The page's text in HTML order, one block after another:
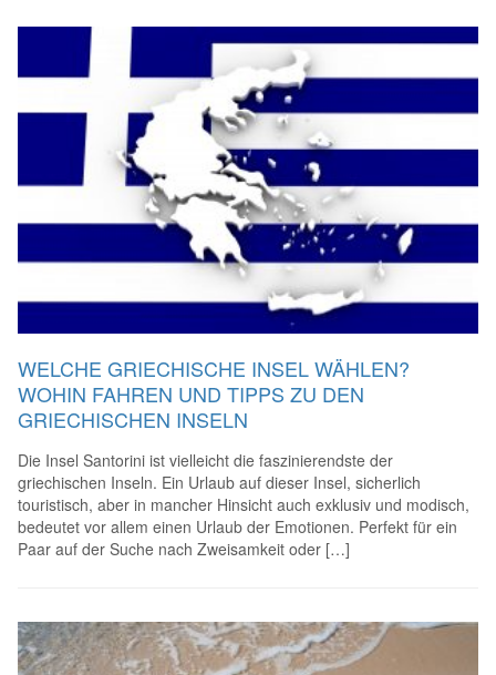
WELCHE GRIECHISCHE INSEL WÄHLEN?
WOHIN FAHREN UND TIPPS ZU DEN
GRIECHISCHEN INSELN
Die Insel Santorini ist vielleicht die faszinierendste der
griechischen Inseln. Ein Urlaub auf dieser Insel, sicherlich
touristisch, aber in mancher Hinsicht auch exklusiv und modisch,
bedeutet vor allem einen Urlaub der Emotionen. Perfekt für ein
Paar auf der Suche nach Zweisamkeit oder […]